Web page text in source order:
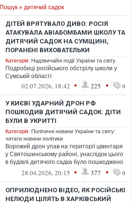
Пошук » дитячий садок
ДІТЕЙ ВРЯТУВАЛО ДИВО: РОСІЯ
АТАКУВАЛА АВІАБОМБАМИ ШКОЛУ ТА
ДИТЯЧИЙ САДОК НА СУМЩИНІ,
ПОРАНЕНІ ВИХОВАТЕЛЬКИ
Категорія: Надзвичайні події України та світу.
Подробиці російського обстрілу школи у
Сумській області
02.07.2026, 18:42 • 225 • 0
У КИЄВІ УДАРНИЙ ДРОН РФ
ПОШКОДИВ ДИТЯЧИЙ САДОК: ДІТИ
БУЛИ В УКРИТТІ
Категорія: Політичні новини України та світу:
читати новини політики
Ворожий дрон упав на території цвинтаря
у Святошинському районі, унаслідок цього
в будівлі дитячого садка було пошкоджено
28.04.2026, 20:15 • 377 • 0
ОПРИЛЮДНЕНО ВІДЕО, ЯК РОСІЙСЬКІ
НЕЛЮДИ ЦІЛЯТЬ В ХАРКІВСЬКИЙ